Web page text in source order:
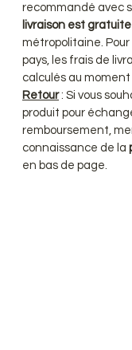
recommandé avec
livraison est gratuite
métropolitaine.
pays, les frais de
calculés au
Retour: Si vous
produit pour
remboursement,
connaissance de la
en bas de page.